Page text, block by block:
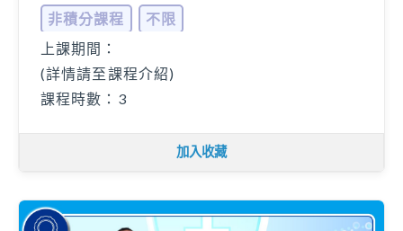
非積分課程
不限
上課期間：
(詳情請至課程介紹)
課程時數：3
加入收藏